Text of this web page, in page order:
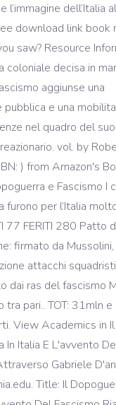
l’immagine dell’Italia
download link book
saw? Resource
coloniale decisa in
aggiunse una
pubblica e una
nel quadro del suo
vol. by
) from Amazon's
e Fascismo I
furono per l’Italia
77 FERITI 280 Patto
firmato da Mussolini,
attacchi squadristi
dai ras del fascismo
tra pari.. TOT: 31mln e
View Academics in Il
In Italia E L'avvento
Gabriele
Title: Il